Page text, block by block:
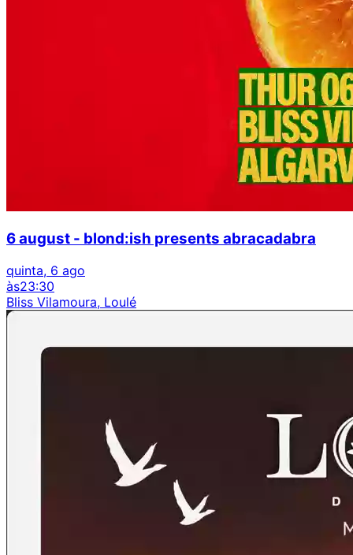
6 august - blond:ish presents abracadabra
quinta, 6 ago
às23:30
Bliss Vilamoura, Loulé